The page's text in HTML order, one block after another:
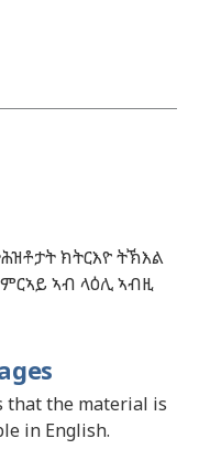
ክትርእዮ ትኽእል
ኣብ ላዕሊ ኣብዚ
that the material is
in English.